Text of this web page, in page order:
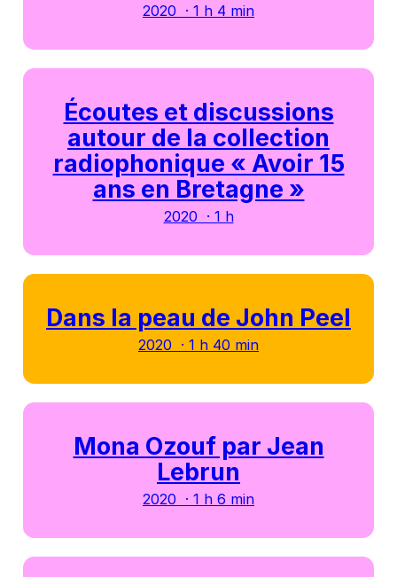
2020 · 1 h 4 min
Écoutes et discussions
autour de la collection
radiophonique « Avoir 15
ans en Bretagne »
2020 · 1 h
Dans la peau de John Peel
2020 · 1 h 40 min
Mona Ozouf par Jean
Lebrun
2020 · 1 h 6 min